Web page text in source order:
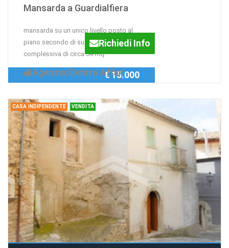
Mansarda a Guardialfiera
mansarda su un unico livello posto al
piano secondo di superficie
complessiva di circa 54 mq.
Richiedi Info
Agenzia:Centro Affari
€ 15.000
CASA INDIPENDENTE VENDITA